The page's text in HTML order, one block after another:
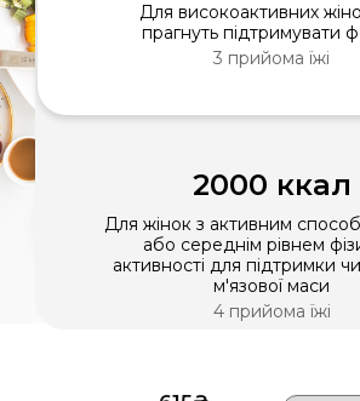
Для високоактивних
прагнуть підтримувати
3 прийома їжі
2000 ккал
Для жінок з активним
або середнім рівнем
активності для підтримки
м'язової маси
4 прийома їжі